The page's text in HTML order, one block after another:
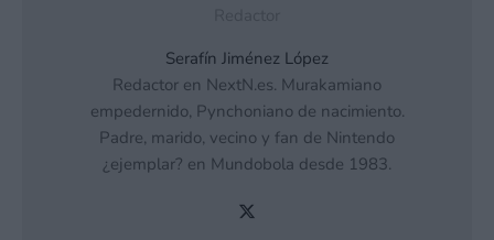
Serafín Jiménez López
Redactor en NextN.es. Murakamiano
empedernido, Pynchoniano de nacimiento.
Padre, marido, vecino y fan de Nintendo
¿ejemplar? en Mundobola desde 1983.